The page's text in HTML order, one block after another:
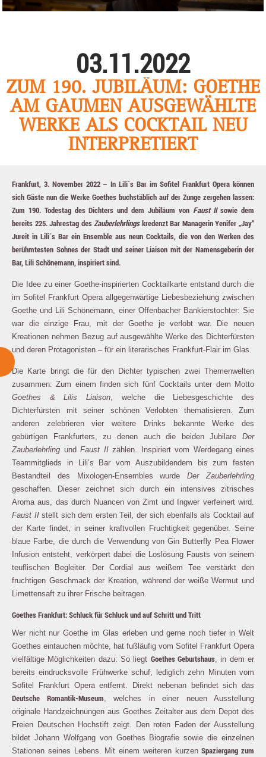
03.11.2022
ZUM 190. JUBILÄUM: GOETHE
AM GAUMEN AUSGEWÄHLTE
WERKE ALS COCKTAIL NEU
INTERPRETIERT
Frankfurt, 3. November 2022 – In Lili´s Bar im Sofitel Frankfurt Opera können
sich Gäste nun die Werke Goethes buchstäblich auf der Zunge zergehen lassen:
Zum 190. Todestag des Dichters und dem Jubiläum von Faust IIsowie dem
bereits 225. Jahrestag desZauberlehrlingskredenzt Bar Managerin Yenifer „Jay“
Jureit in Lili´s Bar ein Ensemble aus neun Cocktails, die von den Werken des
berühmtesten Sohnes der Stadt und seiner Liaison mit der Namensgeberin der
Bar, Lili Schönemann, inspiriert sind.
Die Idee zu einer Goethe-inspirierten Cocktailkarte entstand durch die
im Sofitel Frankfurt Opera allgegenwärtige Liebesbeziehung zwischen
Goethe und Lili Schönemann, einer Offenbacher Bankierstochter: Sie
war die einzige Frau, mit der Goethe je verlobt war. Die neuen
Kreationen nehmen Bezug auf ausgewählte Werke des Dichterfürsten
und deren Protagonisten – für ein literarisches Frankfurt-Flair im Glas.
Die Karte bringt die für den Dichter typischen zwei Themenwelten
zusammen: Zum einem finden sich fünf Cocktails unter dem Motto
Goethes & Lilis Liaison, welche die Liebesgeschichte des
Dichterfürsten mit seiner schönen Verlobten thematisieren. Zum
anderen zelebrieren vier weitere Drinks bekannte Werke des
gebürtigen Frankfurters, zu denen auch die beiden Jubilare Der
Zauberlehrling und Faust IIzählen. Inspiriert vom Werdegang eines
Teammitglieds in Lili’s Bar vom Auszubildendem bis zum festen
Bestandteil des Mixologen-Ensembles wurdeDer Zauberlehrling
geschaffen. Dieser zeichnet sich durch ein intensives zitrisches
Aroma aus, das durch Nuancen von Zimt und Ingwer verfeinert wird.
Faust IIstellt sich dem ersten Teil, der sich ebenfalls als Cocktail auf
der Karte findet, in seiner kraftvollen Fruchtigkeit gegenüber. Seine
blaue Farbe, die durch die Verwendung von Gin Butterfly Pea Flower
Infusion entsteht, verkörpert dabei die Loslösung Fausts von seinem
teuflischen Begleiter. Der Cordial aus weißem Tee verstärkt den
fruchtigen Geschmack der Kreation, während der weiße Wermut und
Limettensaft zu ihrer Frische beitragen.
Goethes Frankfurt: Schluck für Schluck und auf Schritt und Tritt
Wer nicht nur Goethe im Glas erleben und gerne noch tiefer in Welt
Goethes eintauchen möchte, hat fußläufig vom Sofitel Frankfurt Opera
vielfältige Möglichkeiten dazu: So liegt Goethes Geburtshaus, in dem er
bereits eindrucksvolle Frühwerke schuf, lediglich zehn Minuten vom
Sofitel Frankfurt Opera entfernt. Direkt nebenan befindet sich das
Deutsche Romantik-Museum, welches in einer neuen Ausstellung
originale Handzeichnungen aus Goethes Zeitalter aus dem Depot des
Freien Deutschen Hochstift zeigt. Den roten Faden der Ausstellung
bildet Johann Wolfgang von Goethes Biografie sowie die einzelnen
Stationen seines Lebens. Mit einem weiteren kurzenSpaziergang zum